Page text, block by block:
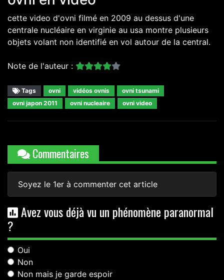
cette video d'ovni filmé en 2009 au dessus d'une
centrale nucléaire en virginie au usa montre plusieurs
objets volant non identifié en vol autour de la central.
Note de l'auteur :
Tags ovni vidéos ovnis
ovni tsunami
ovni japon 2011
ovni nucleaire ovni video
Commentaires
Soyez le 1er à commenter cet article
Avez vous déjà vu un phénomène paranormal
?
Oui
Non
Non mais je garde espoir